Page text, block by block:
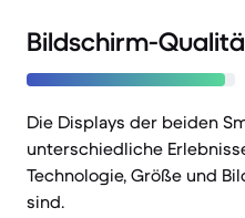
Bildschirm-
Die Displays der beiden
unterschiedliche
Technologie, Größe und
sind.